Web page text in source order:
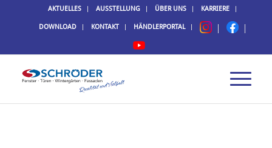
AKTUELLES AUSSTELLUNG ÜBER UNS KARRIERE
DOWNLOAD KONTAKT HÄNDLERPORTAL